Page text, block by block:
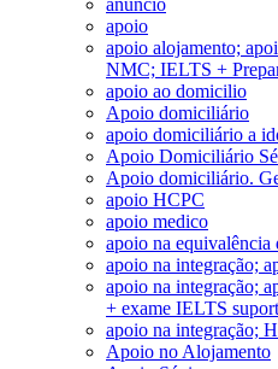
apoio
apoio alojamento;
NMC; IELTS +
apoio ao domicilio
Apoio domiciliário
apoio domiciliário a
Apoio Domiciliário
Apoio domiciliário.
apoio HCPC
apoio medico
apoio na equivalência
apoio na integração;
apoio na integração;
+ exame IELTS
apoio na integração;
Apoio no Alojamento